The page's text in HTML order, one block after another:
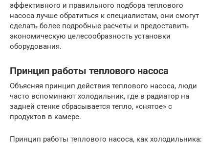
эффективного и правильного подбора теплового
насоса лучше обратиться к специалистам, они смогут
сделать более подробные расчеты и предоставить
экономическую целесообразность установки
оборудования.
Принцип работы теплового насоса
Объясняя принцип действия теплового насоса, люди
часто вспоминают холодильник, где в радиатор на
задней стенке сбрасывается тепло, «снятое» с
продуктов в камере.
Принцип работы теплового насоса, как холодильника: